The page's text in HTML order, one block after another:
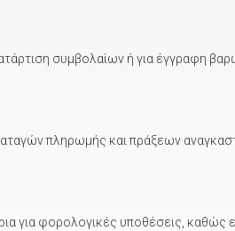
συμβολαίων ή για έγγραφη
πληρωμής και πράξεων
για φορολογικές υποθέσεις, καθώς